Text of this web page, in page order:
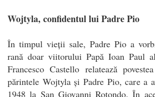
Wojtyla, confidentul lui Padre Pio
În timpul vieții sale, Padre Pio a
rană doar viitorului Papă Ioan Paul
Francesco Castello relatează
părintele Wojtyla și Padre Pio, care a
1948 la San Giovanni Rotondo. În